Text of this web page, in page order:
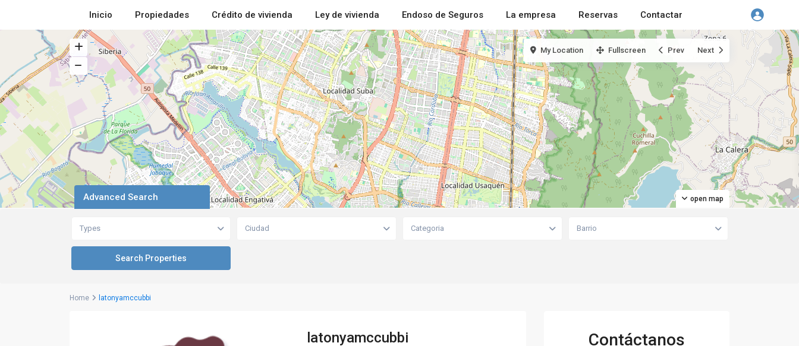
Inicio Propiedades Crédito de vivienda Ley de vivienda Endoso de Seguros La empresa Reservas Contactar
open map
My Location Fullscreen Prev Next
Advanced Search
Types Ciudad Categoria Barrio
Home latonyamccubbi
latonyamccubbi Contáctanos